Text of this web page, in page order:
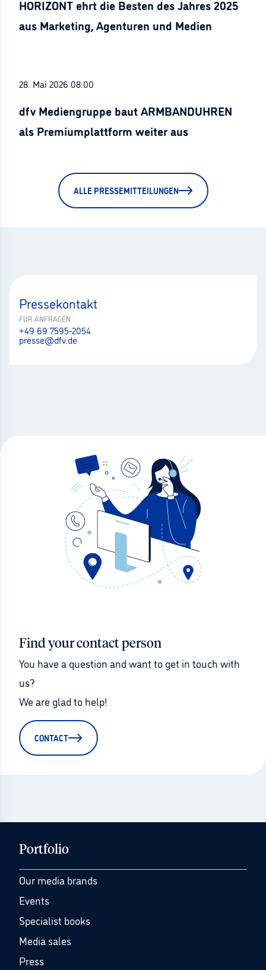
HORIZONT ehrt die Besten des Jahres 2025
aus Marketing, Agenturen und Medien
28. Mai 2026 08:00
dfv Mediengruppe baut ARMBANDUHREN
als Premiumplattform weiter aus
ALLE PRESSEMITTEILUNGEN
Pressekontakt
FÜR ANFRAGEN
+49 69 7595-2054
presse@dfv.de
Find your contact person
You have a question and want to get in touch with
us?
We are glad to help!
CONTACT
Portfolio
Our media brands
Events
Specialist books
Media sales
Press